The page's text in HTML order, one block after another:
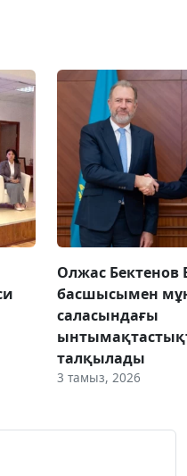
Олжас Бектенов
басшысымен
саласындағы
талқылады
3 тамыз, 2026